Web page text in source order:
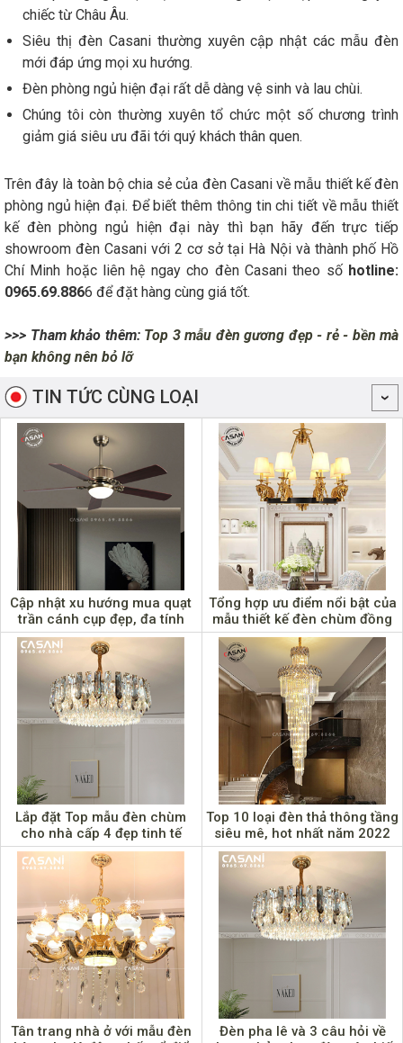
chiếc từ Châu Âu.
Siêu thị đèn Casani thường xuyên cập nhật các mẫu đèn
mới đáp ứng mọi xu hướng.
Đèn phòng ngủ hiện đại rất dễ dàng vệ sinh và lau chùi.
Chúng tôi còn thường xuyên tổ chức một số chương trình
giảm giá siêu ưu đãi tới quý khách thân quen.
Trên đây là toàn bộ chia sẻ của đèn Casani về mẫu thiết kế đèn
phòng ngủ hiện đại. Để biết thêm thông tin chi tiết về mẫu thiết
kế đèn phòng ngủ hiện đại này thì bạn hãy đến trực tiếp
showroom đèn Casani với 2 cơ sở tại Hà Nội và thành phố Hồ
Chí Minh hoặc liên hệ ngay cho đèn Casani theo số hotline:
0965.69.8866 để đặt hàng cùng giá tốt.
>>> Tham khảo thêm: Top 3 mẫu đèn gương đẹp - rẻ - bền mà
bạn không nên bỏ lỡ
TIN TỨC CÙNG LOẠI
Cập nhật xu hướng mua quạt
trần cánh cụp đẹp, đa tính
năng năm 2022
Tổng hợp ưu điểm nổi bật của
mẫu thiết kế đèn chùm đồng
Lắp đặt Top mẫu đèn chùm
cho nhà cấp 4 đẹp tinh tế
hoàn mỹ
Top 10 loại đèn thả thông tầng
siêu mê, hot nhất năm 2022
Tân trang nhà ở với mẫu đèn
Đèn pha lê và 3 câu hỏi về